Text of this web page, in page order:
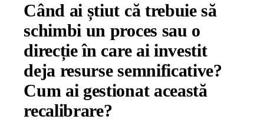
Când ai știut că trebuie să
schimbi un proces sau o
direcție în care ai investit
deja resurse semnificative?
Cum ai gestionat această
recalibrare?